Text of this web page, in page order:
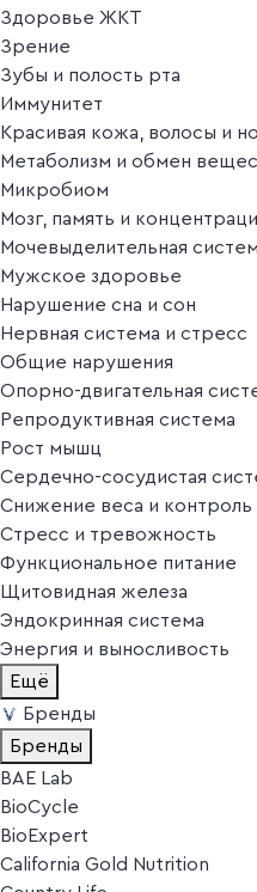
Здоровье ЖКТ
Зрение
Зубы и полость рта
Иммунитет
Красивая кожа, волосы и
Метаболизм и обмен
Микробиом
Мозг, память и
Мочевыделительная
Мужское здоровье
Нарушение сна и сон
Нервная система и стресс
Общие нарушения
Опорно-двигательная
Репродуктивная система
Рост мышц
Сердечно-сосудистая
Снижение веса и контроль
Стресс и тревожность
Функциональное питание
Щитовидная железа
Эндокринная система
Энергия и выносливость
Ещё
Бренды
Бренды
BAE Lab
BioCycle
BioExpert
California Gold Nutrition